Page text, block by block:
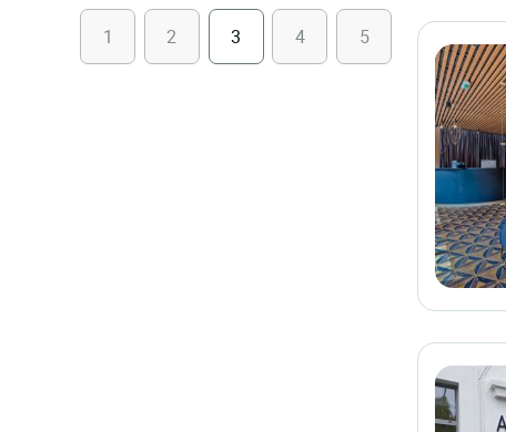
1 2 3 4 5